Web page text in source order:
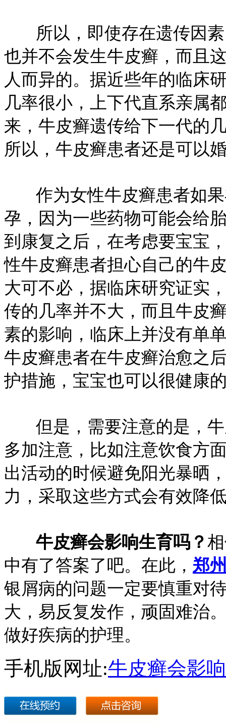
所以，即使存在遗传因素
也并不会发生牛皮癣，而且
人而异的。据近些年的临床
几率很小，上下代直系亲属
来，牛皮癣遗传给下一代的
所以，牛皮癣患者还是可以
作为女性牛皮癣患者如果
孕，因为一些药物可能会给
到康复之后，在考虑要宝宝
性牛皮癣患者担心自己的牛
大可不必，据临床研究证实
传的几率并不大，而且牛皮
素的影响，临床上并没有单
牛皮癣患者在牛皮癣治愈之
护措施，宝宝也可以很健康
但是，需要注意的是，牛
多加注意，比如注意饮食方
出活动的时候避免阳光暴晒
力，采取这些方式会有效降
牛皮癣会影响生育吗？
中有了答案了吧。在此， 郑
银屑病的问题一定要慎重对
大，易反复发作，顽固难治
做好疾病的护理。
手机版网址:牛皮癣会影